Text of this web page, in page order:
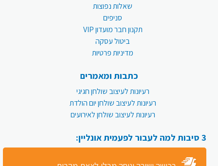
שאלות נפוצות
סניפים
תקנון חבר מועדון VIP
ביטול עסקה
מדיניות פרטיות
כתבות ומאמרים
רעיונות לעיצוב שולחן חגיגי
רעיונות לעיצוב שולחן יום הולדת
רעיונות לעיצוב שולחן לאירועים
3 סיבות למה לעבור לפעמית אונליין: